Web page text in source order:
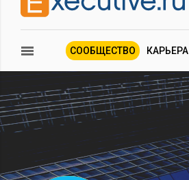
СООБЩЕСТВО КАРЬЕРА